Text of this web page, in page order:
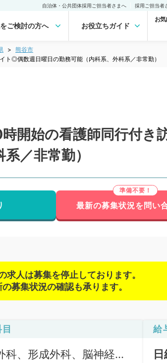
自治体・公共団体採用ご担当者さまへ 採用ご担当者
ご検討の方へ お役立ちガイド
お
熊谷市
ト◎偶数週日曜日の勤務可能（内科系、外科系／非常勤）
開始の看護師同行付
／非常勤）
最新の募集状況を問い
求人は募集を停止しております。
募集状況の確認も承ります。
科、形成外科、脳神経外
給